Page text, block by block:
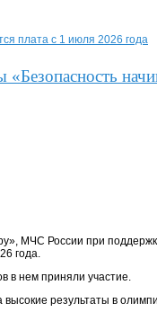
плата с 1 июля 2026 года
МЧС России при
года.
в нем приняли участие.
высокие результаты в